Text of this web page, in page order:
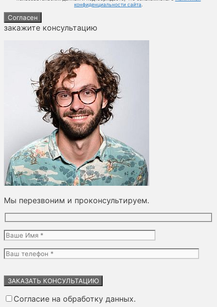
конфиденциальности сайта
Согласен
закажите консультацию
Мы перезвоним и проконсультируем.
это
пустым.
Согласие на обработку данных.